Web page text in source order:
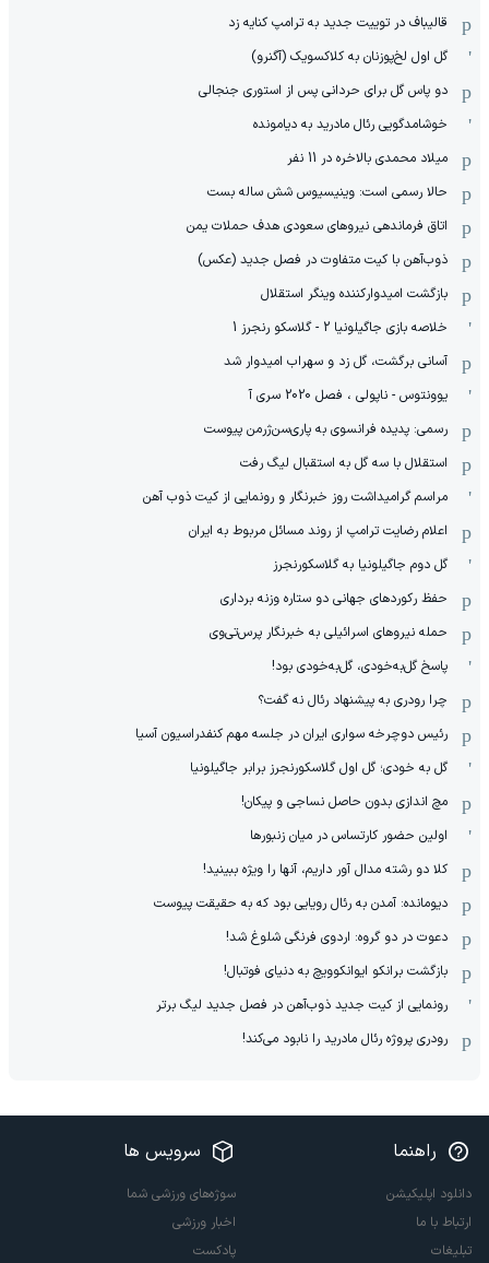
قالیباف در توییت جدید به ترامپ کنایه زد
گل اول لخ‌پوزنان به کلاکسویک (آگنرو)
دو پاس گل برای حردانی پس از استوری جنجالی
خوشامدگویی رئال مادرید به دیامونده
میلاد محمدی بالاخره در 11 نفر
حالا رسمی است: وینیسیوس شش ساله بست
اتاق فرماندهی نیروهای سعودی هدف حملات یمن
ذوب‌آهن با کیت متفاوت در فصل جدید (عکس)
بازگشت امیدوارکننده وینگر استقلال
خلاصه بازی جاگیلونیا 2 - گلاسکو رنجرز 1
آسانی برگشت، گل زد و سهراب امیدوار شد
یوونتوس - ناپولی ، فصل 2020 سری آ
رسمی: پدیده فرانسوی به پاری‌سن‌ژرمن پیوست
استقلال با سه گل به استقبال لیگ رفت
مراسم گرامیداشت روز خبرنگار و رونمایی از کیت ذوب آهن
اعلام رضایت ترامپ از روند مسائل مربوط به ایران
گل دوم جاگیلونیا به گلاسکورنجرز
حفظ رکوردهای جهانی دو ستاره وزنه برداری
حمله نیروهای اسرائیلی به خبرنگار پرس‌تی‌وی
پاسخ گل‌به‌خودی، گل‌به‌خودی بود!
چرا رودری به پیشنهاد رئال نه گفت؟
رئیس دوچرخه سواری ایران در جلسه مهم کنفدراسیون آسیا
گل به خودی؛ گل اول گلاسکورنجرز برابر جاگیلونیا
مچ اندازی بدون حاصل نساجی و پیکان!
اولین حضور کارتساس در میان زنبورها
کلا دو‌ رشته مدال آور داریم، آنها را ویژه ببینید!
دیومانده: آمدن به رئال رویایی بود که به حقیقت پیوست
دعوت در دو گروه: اردوی فرنگی شلوغ شد!
بازگشت برانکو ایوانکوویچ به دنیای فوتبال!
رونمایی از کیت جدید ذوب‌آهن در فصل جدید لیگ برتر
رودری پروژه رئال مادرید را نابود می‌کند!
راهنما
دانلود اپلیکیشن
ارتباط با ما
تبلیغات
سرویس ها
سوژه‌های ورزشی شما
اخبار ورزشی
پادکست